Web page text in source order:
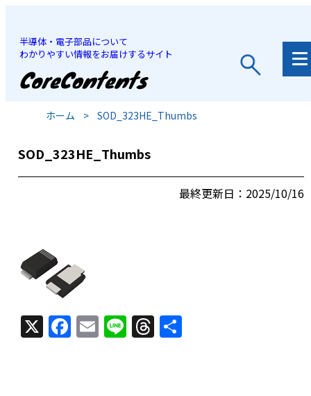
半導体・電子部品について
わかりやすい情報をお届けするサイト
JP
ホーム > SOD_323HE_Thumbs
SOD_323HE_Thumbs
最終更新日：2025/10/16
X F
a
E
m
Li
n
T
h